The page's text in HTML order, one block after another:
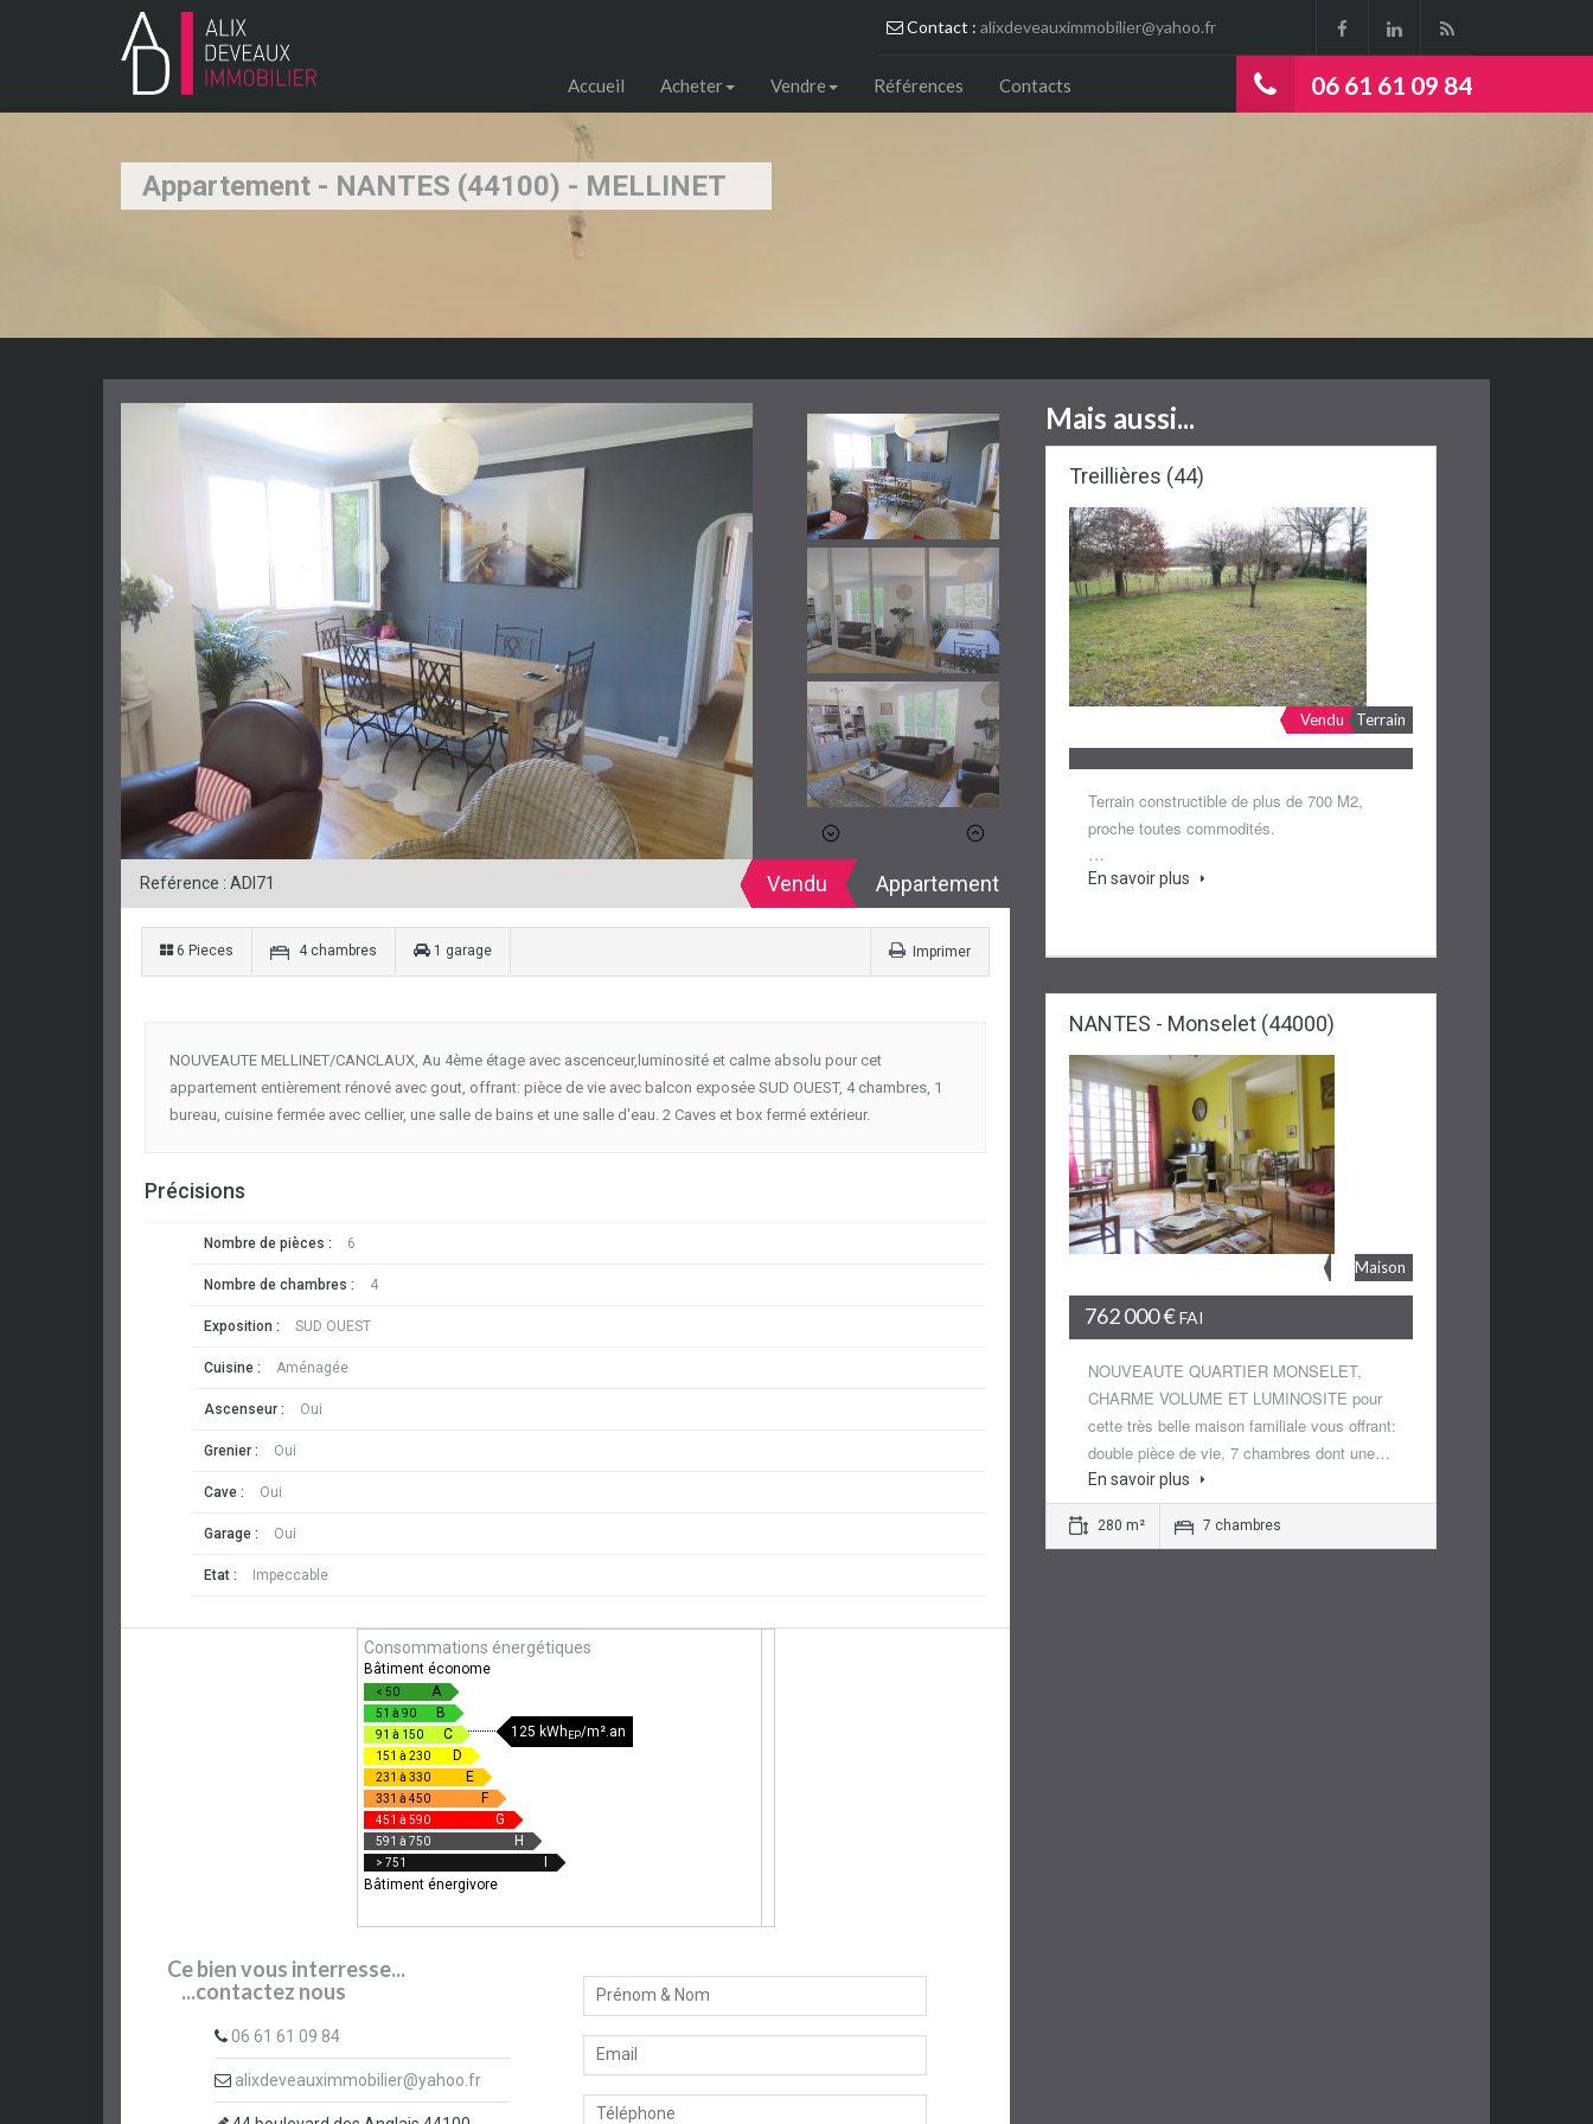
Contact : alixdeveauximmobilier@yahoo.fr
Accueil Acheter Vendre Références Contacts 06 61 61 09 84
Appartement - NANTES (44100) - MELLINET
Reférence : ADI71 Vendu Appartement
6 Pieces 4 chambres 1 garage Imprimer
NOUVEAUTE MELLINET/CANCLAUX, Au 4ème étage avec ascenceur,luminosité et calme absolu pour cet
appartement entièrement rénové avec gout, offrant: pièce de vie avec balcon exposée SUD OUEST, 4 chambres, 1
bureau, cuisine fermée avec cellier, une salle de bains et une salle d'eau. 2 Caves et box fermé extérieur.
Précisions
Nombre de pièces : 6
Nombre de chambres : 4
Exposition : SUD OUEST
Cuisine : Aménagée
Ascenseur : Oui
Grenier : Oui
Cave : Oui
Garage : Oui
Etat : Impeccable
Consommations énergétiques
Bâtiment économe
< 50 A
51 à 90 B
91 à 150 C
151 à 230 D
231 à 330 E
331 à 450 F
451 à 590 G
591 à 750 H
> 751
Bâtiment énergivore
125 kWh EP/m².an
Ce bien vous interresse...
...contactez nous
06 61 61 09 84
alixdeveauximmobilier@yahoo.fr
Mais aussi...
Treillières (44)
Vendu Terrain
Terrain constructible de plus de 700 M2,
proche toutes commodités.
…
En savoir plus
NANTES - Monselet (44000)
Maison
762 000 €FAI
NOUVEAUTE QUARTIER MONSELET,
CHARME VOLUME ET LUMINOSITE pour
cette très belle maison familiale vous offrant:
double pièce de vie, 7 chambres dont une…
En savoir plus
280 m² 7 chambres